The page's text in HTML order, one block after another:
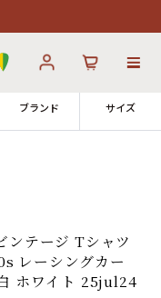
ブランド サイズ
→
ンテージ Tシャツ
レーシングカー
ホワイト 25jul24